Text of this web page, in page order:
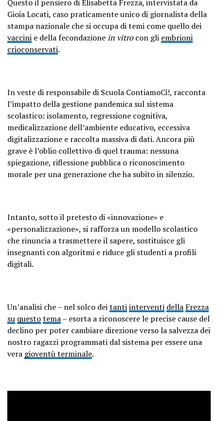
Questo il pensiero di Elisabetta Frezza, intervistata da
Gioia Locati, caso praticamente unico di giornalista della
stampa nazionale che si occupa di temi come quello dei
vaccini e della fecondazionein vitrocon gli embrioni
crioconservati.
In veste di responsabile di Scuola ContiamoCi!, racconta
l’impatto della gestione pandemica sul sistema
scolastico: isolamento, regressione cognitiva,
medicalizzazione dell’ambiente educativo, eccessiva
digitalizzazione e raccolta massiva di dati. Ancora più
grave è l’oblio collettivo di quel trauma: nessuna
spiegazione, riflessione pubblica o riconoscimento
morale per una generazione che ha subito in silenzio.
Intanto, sotto il pretesto di «innovazione» e
«personalizzazione», si rafforza un modello scolastico
che rinuncia a trasmettere il sapere, sostituisce gli
insegnanti con algoritmi e riduce gli studenti a profili
digitali.
Un’analisi che – nel solco deitantiinterventi della Frezza
su questotema– esorta a riconoscere le precise cause del
declino per poter cambiare direzione verso la salvezza dei
nostro ragazzi programmati dal sistema per essere una
vera gioventù terminale.